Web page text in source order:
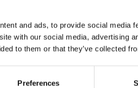
and ads, to provide social media
with our social media, advertising
to them or that they’ve collected
Preferences
ofrece una punta más
con una necesidad de
pesados, la parte inferior más
estará disponible como